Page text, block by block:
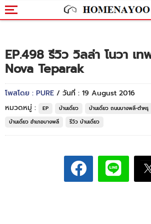
EP.498 รีวิว วิลล่า โนวา เ
Nova Teparak
โพสโดย : PURE / วันที่ : 19 August 2016
หมวดหมู่ :
EP บ้านเดี่ยว บ้านเดี่ยว ถนนบางพลี-ตำหรุ
บ้านเดี่ยว อำเภอบางพลี
รีวิว บ้านเดี่ยว